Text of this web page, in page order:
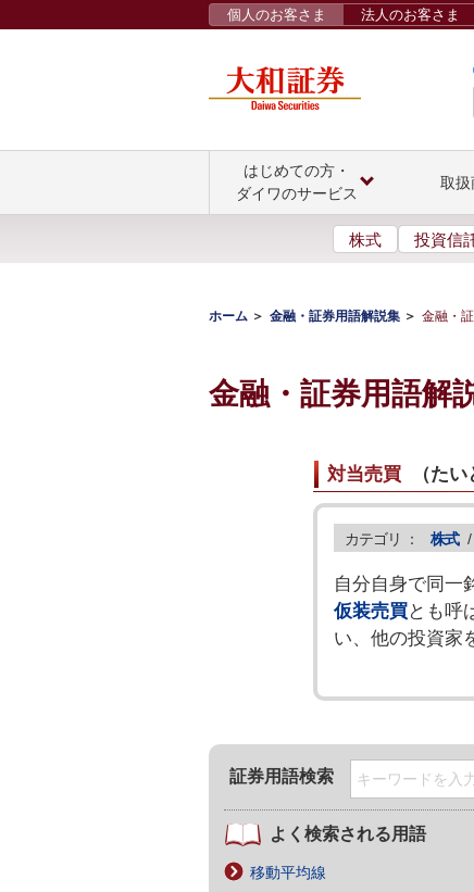
個人のお客さま 法人のお客さま
はじめての方・
ダイワのサービス
取扱
株式 投資信
ホーム 金融・証券用語解説集 金融・
金融・証券用語解
対当売買 （たい
カテゴリ ： 株式 /
自分自身で同一
仮装売買とも呼
い、他の投資家
証券用語検索
よく検索される用語
移動平均線